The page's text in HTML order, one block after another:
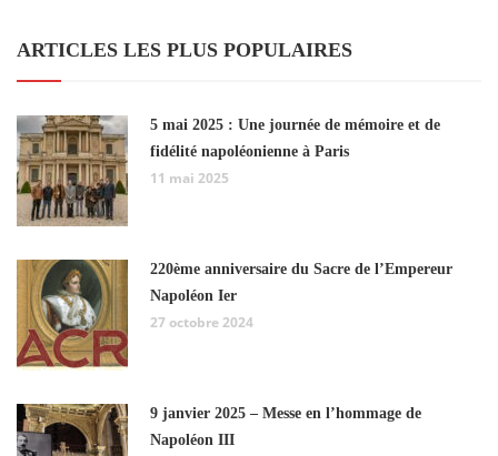
ARTICLES LES PLUS POPULAIRES
5 mai 2025 : Une journée de mémoire et de
fidélité napoléonienne à Paris
11 mai 2025
220ème anniversaire du Sacre de l’Empereur
Napoléon Ier
27 octobre 2024
9 janvier 2025 – Messe en l’hommage de
Napoléon III